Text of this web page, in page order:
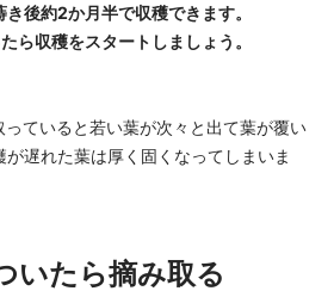
後約2か月半で収穫できます。
ら収穫をスタートしましょう。
ていると若い葉が次々と出て葉が覆い
遅れた葉は厚く固くなってしまいま
いたら摘み取る